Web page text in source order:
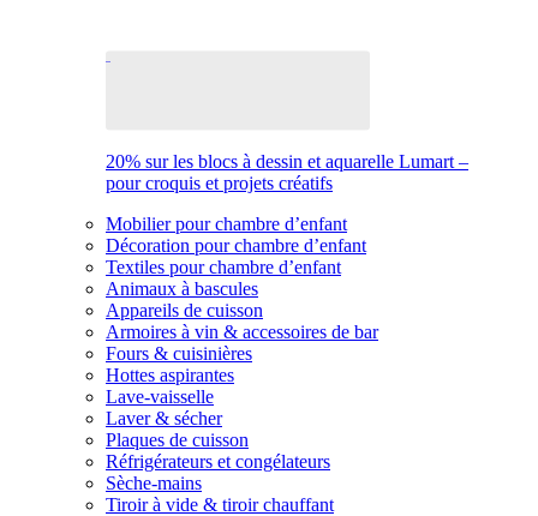
20% sur les blocs à dessin et aquarelle Lumart –
pour croquis et projets créatifs
Mobilier pour chambre d’enfant
Décoration pour chambre d’enfant
Textiles pour chambre d’enfant
Animaux à bascules
Appareils de cuisson
Armoires à vin & accessoires de bar
Fours & cuisinières
Hottes aspirantes
Lave-vaisselle
Laver & sécher
Plaques de cuisson
Réfrigérateurs et congélateurs
Sèche-mains
Tiroir à vide & tiroir chauffant